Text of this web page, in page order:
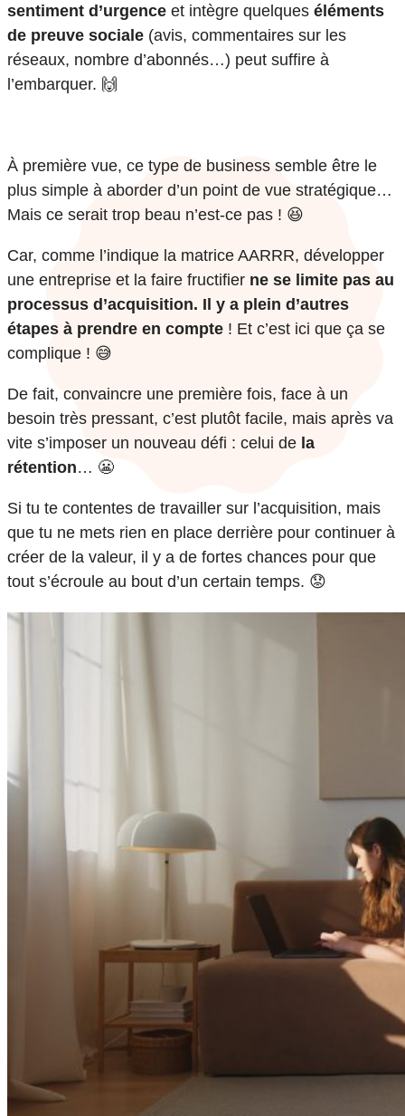
sentiment d’urgence et intègre quelques éléments
de preuve sociale (avis, commentaires sur les
réseaux, nombre d’abonnés…) peut suffire à
l’embarquer. 🙌
À première vue, ce type de business semble être le
plus simple à aborder d’un point de vue stratégique…
Mais ce serait trop beau n’est-ce pas ! 😆
Car, comme l’indique la matrice AARRR, développer
une entreprise et la faire fructifier ne se limite pas au
processus d’acquisition. Il y a plein d’autres
étapes à prendre en compte ! Et c’est ici que ça se
complique ! 😅
De fait, convaincre une première fois, face à un
besoin très pressant, c’est plutôt facile, mais après va
vite s’imposer un nouveau défi : celui de la
rétention… 😬
Si tu te contentes de travailler sur l’acquisition, mais
que tu ne mets rien en place derrière pour continuer à
créer de la valeur, il y a de fortes chances pour que
tout s’écroule au bout d’un certain temps. 😟